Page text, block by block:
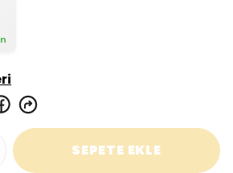
SEPETE EKLE